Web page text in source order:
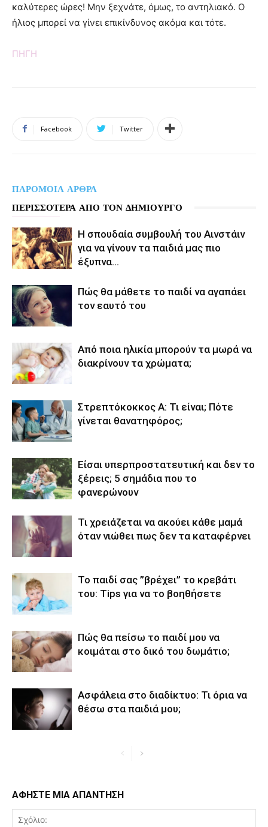
καλύτερες ώρες! Μην ξεχνάτε, όμως, το αντηλιακό. Ο
ήλιος μπορεί να γίνει επικίνδυνος ακόμα και τότε.
ΠΗΓΗ
Facebook Twitter
ΠΑΡΟΜΟΙΑ ΑΡΘΡΑ
ΠΕΡΙΣΣΟΤΕΡΑ ΑΠΟ ΤΟΝ ΔΗΜΙΟΥΡΓΟ
Η σπουδαία συμβουλή του Αινστάιν
για να γίνουν τα παιδιά μας πιο
έξυπνα…
Πώς θα μάθετε το παιδί να αγαπάει
τον εαυτό του
Από ποια ηλικία μπορούν τα μωρά να
διακρίνουν τα χρώματα;
Στρεπτόκοκκος Α: Τι είναι; Πότε
γίνεται θανατηφόρος;
Είσαι υπερπροστατευτική και δεν το
ξέρεις; 5 σημάδια που το
φανερώνουν
Τι χρειάζεται να ακούει κάθε μαμά
όταν νιώθει πως δεν τα καταφέρνει
Το παιδί σας ”βρέχει’’ το κρεβάτι
του: Tips για να το βοηθήσετε
Πώς θα πείσω το παιδί μου να
κοιμάται στο δικό του δωμάτιο;
Ασφάλεια στο διαδίκτυο: Τι όρια να
θέσω στα παιδιά μου;
ΑΦΗΣΤΕ ΜΙΑ ΑΠΑΝΤΗΣΗ